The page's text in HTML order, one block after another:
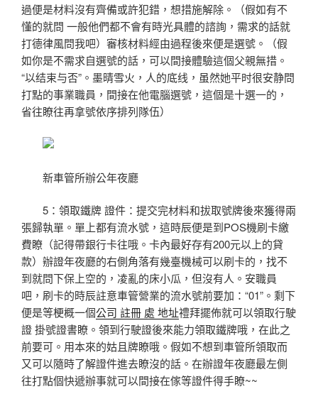
過便是材料沒有齊備或許犯錯，想措施解除。（假如有不
懂的就問 一般他們都不會有時光具體的諮詢，需求的話就
打德律風問我吧）審核材料經由過程後來便是選號。（假
如你是不需求自選號的話，可以間接體驗這個父親無措。
“以结束与否”。墨晴雪火，人的底线，虽然她平时很安静問
打點的事業職員，間接在他電腦選號，這個是十選一的，
省往瞭往再拿號依序排列隊伍）
新車管所辦公年夜廳
5：領取鐵牌 證件：提交完材料和拔取號牌後來獲得兩
張歸執單。單上都有流水號，這時辰便是到POS機刷卡繳
費瞭（記得帶銀行卡往哦。卡內最好存有200元以上的貸
款）辦證年夜廳的右側角落有幾臺機械可以刷卡的，找不
到就問下保上空的，凌亂的床小瓜，但沒有人。安職員
吧，刷卡的時辰註意車管營業的流水號前要加：“01”。剩下
便是等梗概一個公司 註冊 處 地址禮拜擺佈就可以領取行駛
證 掛號證書瞭。領到行駛證後來能力領取鐵牌哦，在此之
前要可。用本來的姑且牌瞭哦。假如不想到車管所領取而
又可以隨時了解證件進去瞭沒的話。在辦證年夜廳最左側
往打點個快遞辦事就可以間接在傢等證件得手瞭~~